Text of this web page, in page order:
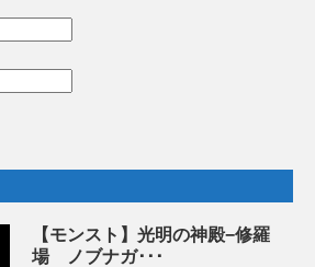
【モンスト】光明の神殿−修羅
場 ノブナガ･･･